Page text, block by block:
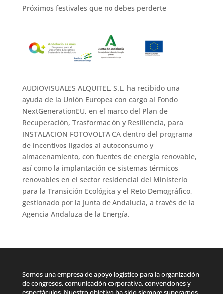
Próximos festivales que no debes perderte
AUDIOVISUALES ALQUITEL, S.L. ha recibido una
ayuda de la Unión Europea con cargo al Fondo
NextGenerationEU, en el marco del Plan de
Recuperación, Trasformación y Resiliencia, para
INSTALACION FOTOVOLTAICA dentro del programa
de incentivos ligados al autoconsumo y
almacenamiento, con fuentes de energía renovable,
así como la implantación de sistemas térmicos
renovables en el sector residencial del Ministerio
para la Transición Ecológica y el Reto Demográfico,
gestionado por la Junta de Andalucía, a través de la
Agencia Andaluza de la Energía.
Somos una empresa de apoyo logístico para la organización
de congresos, comunicación corporativa, convenciones y
espectáculos. Nuestro objetivo ha sido siempre superarnos